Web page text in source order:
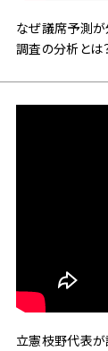
なぜ議席予測が
調査の分析とは
立憲枝野代表